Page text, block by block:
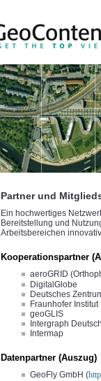
Partner und
Ein hochwertiges
Bereitstellung und
Arbeitsbereichen
Kooperationspartner
aeroGRID
DigitalGlobe
Deutsches
Fraunhofer
geoGLIS
Intergraph
Intermap
Datenpartner (Auszug)
GeoFly GmbH (